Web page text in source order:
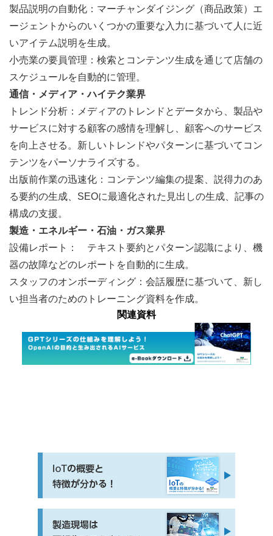
製品説明の自動化：マーチャンダイジング（商品政策）エ
ージェントからのいくつかの重要な入力に基づいて人に近
いアイテム説明を生成。
小売業の要員管理：検索とコンテンツ生成を通じて店舗の
スケジュールを自動的に管理。
通信・メディア・ハイテク業界
トレンド分析：メディアのトレンドとデータから、製品や
サービスに対する顧客の感情を理解し、顧客へのサービス
を向上させる。新しいトレンドやパターンに基づいてコン
テンツをパーソナライズする。
出版前作業の迅速化：コンテンツ編集の提案、説得力のあ
る要約の生成、SEOに最適化された見出しの生成、記事の
構成の支援。
製造・エネルギー・石油・ガス業界
設備レポート：　テキスト要約とパターン認識により、機
器の故障などのレポートを自動的に生成。
スタッフのオンボーディング：会話履歴に基づいて、新し
い担当者のためのトレーニング資料を作成。
関連資料